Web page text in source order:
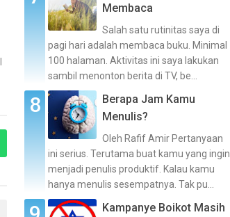
Membaca
Salah satu rutinitas saya di
pagi hari adalah membaca buku. Minimal
100 halaman. Aktivitas ini saya lakukan
sambil menonton berita di TV, be...
Berapa Jam Kamu
Menulis?
Oleh Rafif Amir Pertanyaan
ini serius. Terutama buat kamu yang ingin
menjadi penulis produktif. Kalau kamu
hanya menulis sesempatnya. Tak pu...
Kampanye Boikot Masih